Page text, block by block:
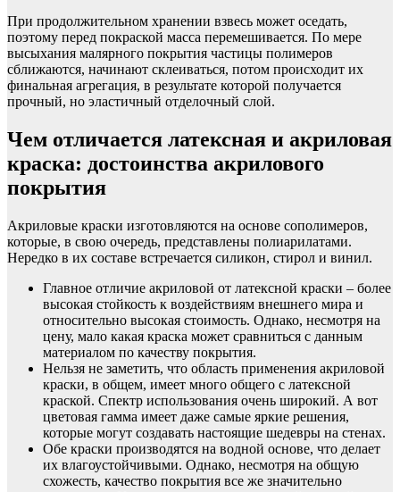
При продолжительном хранении взвесь может оседать,
поэтому перед покраской масса перемешивается. По мере
высыхания малярного покрытия частицы полимеров
сближаются, начинают склеиваться, потом происходит их
финальная агрегация, в результате которой получается
прочный, но эластичный отделочный слой.
Чем отличается латексная и акриловая
краска: достоинства акрилового
покрытия
Акриловые краски изготовляются на основе сополимеров,
которые, в свою очередь, представлены полиарилатами.
Нередко в их составе встречается силикон, стирол и винил.
Главное отличие акриловой от латексной краски – более
высокая стойкость к воздействиям внешнего мира и
относительно высокая стоимость. Однако, несмотря на
цену, мало какая краска может сравниться с данным
материалом по качеству покрытия.
Нельзя не заметить, что область применения акриловой
краски, в общем, имеет много общего с латексной
краской. Спектр использования очень широкий. А вот
цветовая гамма имеет даже самые яркие решения,
которые могут создавать настоящие шедевры на стенах.
Обе краски производятся на водной основе, что делает
их влагоустойчивыми. Однако, несмотря на общую
схожесть, качество покрытия все же значительно